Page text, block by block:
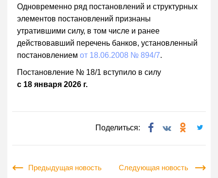
Одновременно ряд постановлений и структурных
элементов постановлений признаны
утратившими силу, в том числе и ранее
действовавший перечень банков, установленный
постановлением от 18.06.2008 № 894/7.
Постановление № 18/1 вступило в силу
с 18 января 2026 г.
Поделиться:
Предыдущая новость Следующая новость